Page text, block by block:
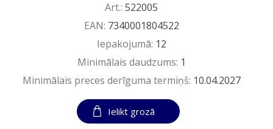
Art.: 522005
EAN: 7340001804522
Iepakojumā: 12
Minimālais daudzums: 1
Minimālais preces derīguma termiņš: 10.04.2027
Ielikt grozā